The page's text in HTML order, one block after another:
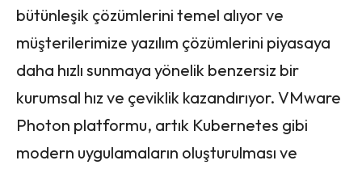
bütünleşik çözümlerini temel alıyor ve
müşterilerimize yazılım çözümlerini piyasaya
daha hızlı sunmaya yönelik benzersiz bir
kurumsal hız ve çeviklik kazandırıyor. VMware
Photon platformu, artık Kubernetes gibi
modern uygulamaların oluşturulması ve